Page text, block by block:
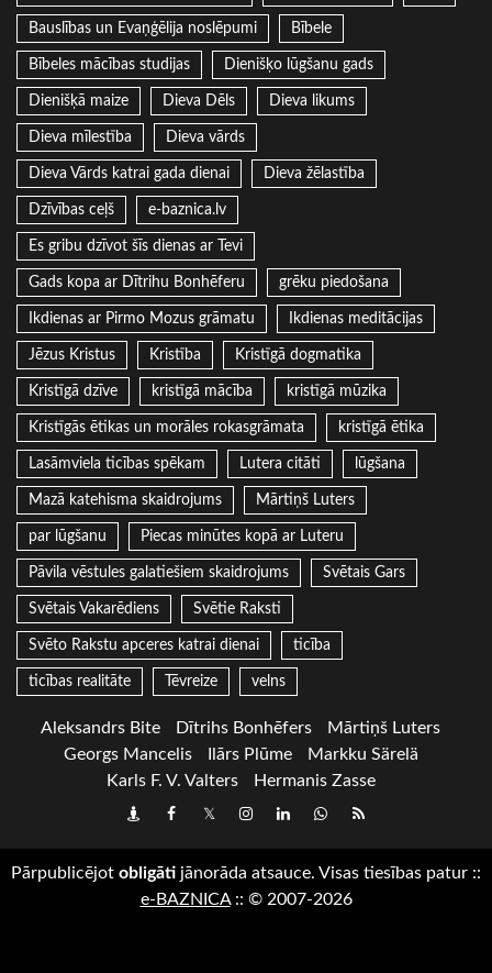
Bauslības un Evaņģēlija noslēpumi Bībele
Bībeles mācības studijas Dienišķo lūgšanu gads
Dienišķā maize Dieva Dēls Dieva likums
Dieva mīlestība Dieva vārds
Dieva Vārds katrai gada dienai Dieva žēlastība
Dzīvības ceļš e-baznica.lv
Es gribu dzīvot šīs dienas ar Tevi
Gads kopa ar Dītrihu Bonhēferu grēku piedošana
Ikdienas ar Pirmo Mozus grāmatu Ikdienas meditācijas
Jēzus Kristus Kristība Kristīgā dogmatika
Kristīgā dzīve kristīgā mācība kristīgā mūzika
Kristīgās ētikas un morāles rokasgrāmata kristīgā ētika
Lasāmviela ticības spēkam Lutera citāti lūgšana
Mazā katehisma skaidrojums Mārtiņš Luters
par lūgšanu Piecas minūtes kopā ar Luteru
Pāvila vēstules galatiešiem skaidrojums Svētais Gars
Svētais Vakarēdiens Svētie Raksti
Svēto Rakstu apceres katrai dienai ticība
ticības realitāte Tēvreize velns
Aleksandrs Bite Dītrihs Bonhēfers
Mārtiņš Luters
Georgs Mancelis
Ilārs Plūme
Markku Särelä
Karls F. V. Valters
Hermanis Zasse
DraugiemFacebook
TwitterInstagram
LinkedInwhatsapp
RSS
Pārpublicējot obligāti jānorāda atsauce. Visas tiesības patur ::
e-BAZNICA:: © 2007-2026